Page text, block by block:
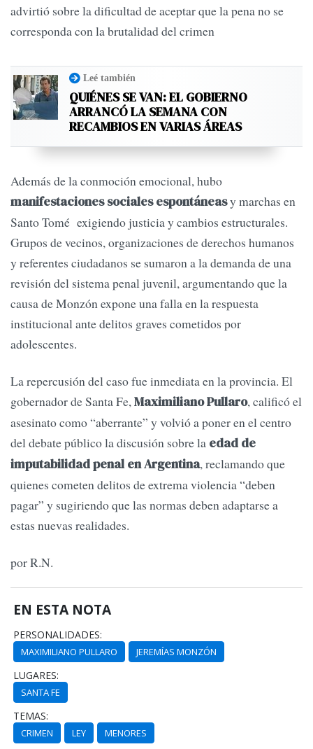
advirtió sobre la dificultad de aceptar que la pena no se
corresponda con la brutalidad del crimen
Leé también
QUIÉNES SE VAN: EL GOBIERNO
ARRANCÓ LA SEMANA CON
RECAMBIOS EN VARIAS ÁREAS
Además de la conmoción emocional, hubo
manifestaciones sociales espontáneasy marchas en
Santo Tomé exigiendo justicia y cambios estructurales.
Grupos de vecinos, organizaciones de derechos humanos
y referentes ciudadanos se sumaron a la demanda de una
revisión del sistema penal juvenil, argumentando que la
causa de Monzón expone una falla en la respuesta
institucional ante delitos graves cometidos por
adolescentes.
La repercusión del caso fue inmediata en la provincia. El
gobernador de Santa Fe,Maximiliano Pullaro, calificó el
asesinato como “aberrante” y volvió a poner en el centro
del debate público la discusión sobre la edad de
imputabilidad penal en Argentina, reclamando que
quienes cometen delitos de extrema violencia “deben
pagar” y sugiriendo que las normas deben adaptarse a
estas nuevas realidades.
por R.N.
EN ESTA NOTA
PERSONALIDADES:
MAXIMILIANO PULLARO JEREMÍAS MONZÓN
LUGARES:
SANTA FE
TEMAS:
CRIMEN LEY MENORES